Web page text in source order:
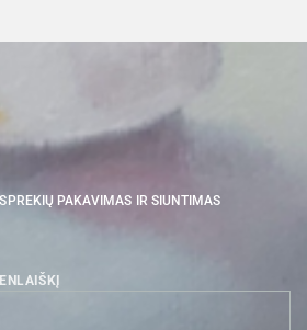
PREKIŲ PAKAVIMAS IR SIUNTIMAS